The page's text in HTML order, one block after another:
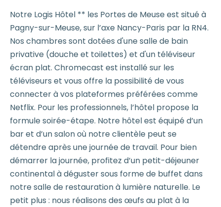
Notre Logis Hôtel ** les Portes de Meuse est situé à
Pagny-sur-Meuse, sur l’axe Nancy-Paris par la RN4.
Nos chambres sont dotées d'une salle de bain
privative (douche et toilettes) et d'un téléviseur
écran plat. Chromecast est installé sur les
téléviseurs et vous offre la possibilité de vous
connecter à vos plateformes préférées comme
Netflix. Pour les professionnels, l’hôtel propose la
formule soirée-étape. Notre hôtel est équipé d’un
bar et d’un salon où notre clientèle peut se
détendre après une journée de travail. Pour bien
démarrer la journée, profitez d’un petit-déjeuner
continental à déguster sous forme de buffet dans
notre salle de restauration à lumière naturelle. Le
petit plus : nous réalisons des œufs au plat à la